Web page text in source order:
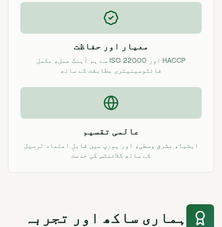
معیار اور حفاظت
HACCP اور ISO 22000 سے ہم آہنگ عمل، مکمل
فائٹوسینیٹری مطابقت کے ساتھ
عالمی تقسیم
ایشیا، مشرق وسطیٰ، اور یورپ میں قابلِ اعتماد ترسیل
کے ساتھ کلائنٹس کی خدمت
ہماری ساکھ اور تجربہ